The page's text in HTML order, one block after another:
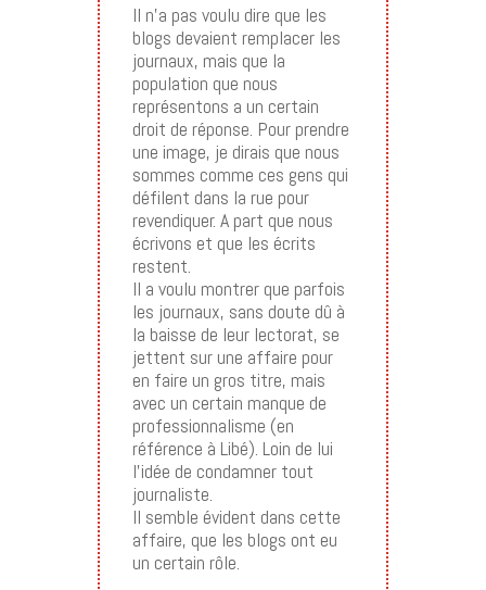
Il n’a pas voulu dire que les
blogs devaient remplacer les
journaux, mais que la
population que nous
représentons a un certain
droit de réponse. Pour prendre
une image, je dirais que nous
sommes comme ces gens qui
défilent dans la rue pour
revendiquer. A part que nous
écrivons et que les écrits
restent.
Il a voulu montrer que parfois
les journaux, sans doute dû à
la baisse de leur lectorat, se
jettent sur une affaire pour
en faire un gros titre, mais
avec un certain manque de
professionnalisme (en
référence à Libé). Loin de lui
l’idée de condamner tout
journaliste.
Il semble évident dans cette
affaire, que les blogs ont eu
un certain rôle.